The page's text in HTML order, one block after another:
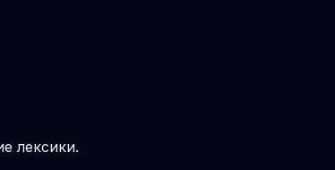
лексики.